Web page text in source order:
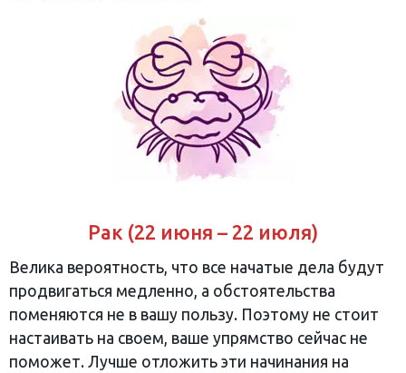
Рак (22 июня – 22 июля)
Велика вероятность, что все начатые дела будут
продвигаться медленно, а обстоятельства
поменяются не в вашу пользу. Поэтому не стоит
настаивать на своем, ваше упрямство сейчас не
поможет. Лучше отложить эти начинания на